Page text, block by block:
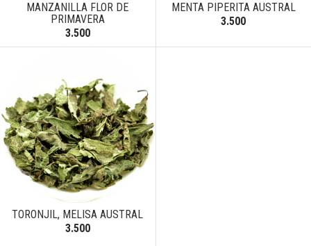
MANZANILLA FLOR DE
PRIMAVERA
3.500
MENTA PIPERITA AUSTRAL
3.500
TORONJIL, MELISA AUSTRAL
3.500